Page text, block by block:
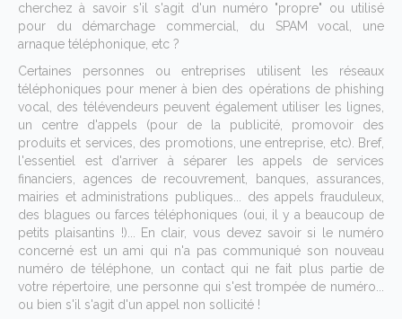
cherchez à savoir s'il s'agit d'un numéro "propre" ou utilisé
pour du démarchage commercial, du SPAM vocal, une
arnaque téléphonique, etc ?
Certaines personnes ou entreprises utilisent les réseaux
téléphoniques pour mener à bien des opérations de phishing
vocal, des télévendeurs peuvent également utiliser les lignes,
un centre d'appels (pour de la publicité, promovoir des
produits et services, des promotions, une entreprise, etc). Bref,
l'essentiel est d'arriver à séparer les appels de services
financiers, agences de recouvrement, banques, assurances,
mairies et administrations publiques... des appels frauduleux,
des blagues ou farces téléphoniques (oui, il y a beaucoup de
petits plaisantins !)... En clair, vous devez savoir si le numéro
concerné est un ami qui n'a pas communiqué son nouveau
numéro de téléphone, un contact qui ne fait plus partie de
votre répertoire, une personne qui s'est trompée de numéro...
ou bien s'il s'agit d'un appel non sollicité !